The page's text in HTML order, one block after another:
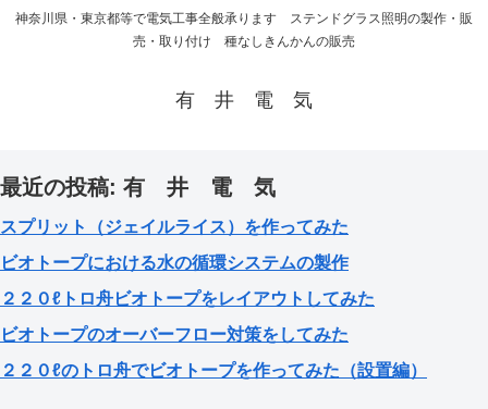
神奈川県・東京都等で電気工事全般承ります ステンドグラス照明の製作・販
売・取り付け 種なしきんかんの販売
有 井 電 気
最近の投稿: 有 井 電 気
スプリット（ジェイルライス）を作ってみた
ビオトープにおける水の循環システムの製作
２２０ℓトロ舟ビオトープをレイアウトしてみた
ビオトープのオーバーフロー対策をしてみた
２２０ℓのトロ舟でビオトープを作ってみた（設置編）